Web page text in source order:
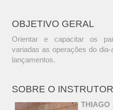
OBJETIVO GERAL
Orientar e capacitar os
variadas as operações do
lançamentos.
SOBRE O INSTRUTOR
THIAGO